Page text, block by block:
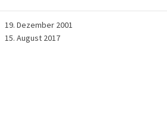
19. Dezember 2001
15. August 2017